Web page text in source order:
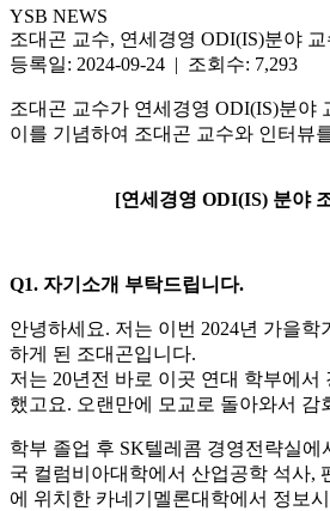
YSB NEWS
조대곤 교수, 연세경영 ODI(IS)분야
등록일: 2024-09-24 | 조회수: 7,293
조대곤 교수가 연세경영 ODI(IS)분야
이를 기념하여 조대곤 교수와 인터뷰
[연세경영 ODI(IS) 분야
Q1. 자기소개 부탁드립니다.
안녕하세요. 저는 이번 2024년 가을학
하게 된 조대곤입니다.
저는 20년전 바로 이곳 연대 학부에서
했고요. 오랜만에 모교로 돌아와서 감
학부 졸업 후 SK텔레콤 경영전략실에
국 컬럼비아대학에서 산업공학 석사,
에 위치한 카네기멜론대학에서 정보